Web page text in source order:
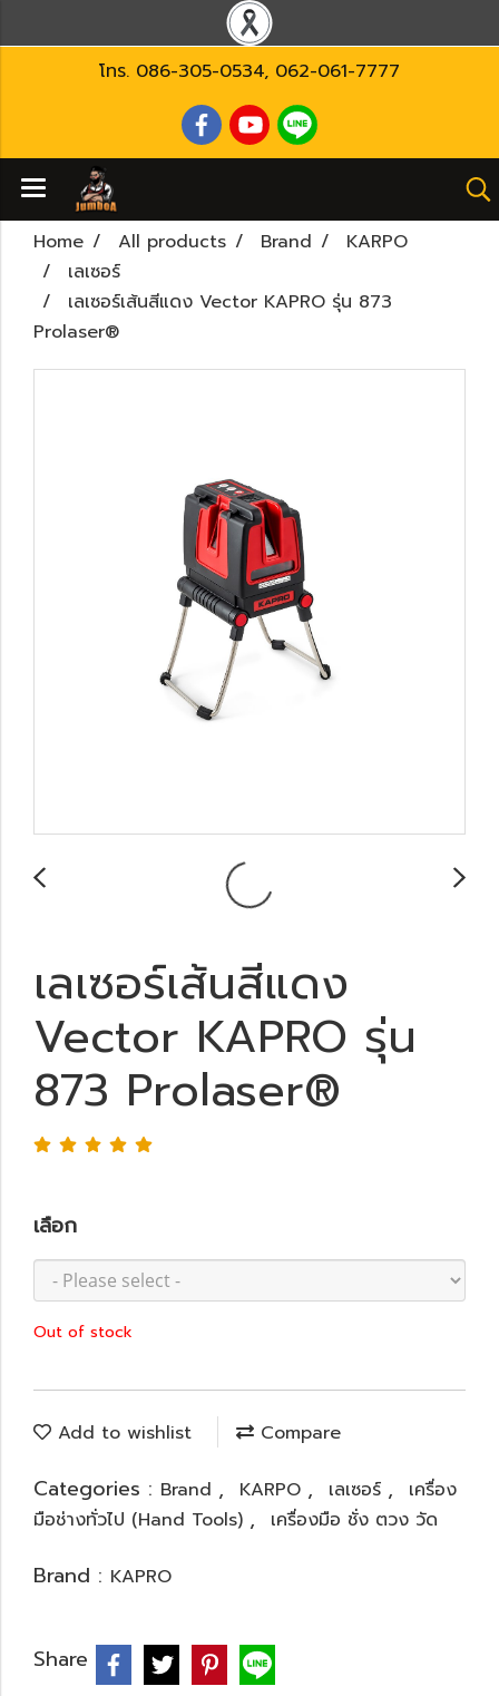
โทร. 086-305-0534, 062-061-7777
Home All products Brand
KARPO
เลเซอร์
เลเซอร์เส้นสีแดง Vector KAPRO รุ่น 873
Prolaser®
เลเซอร์เส้นสีแดง
Vector KAPRO รุ่น
873 Prolaser®
เลือก
Out of stock
Add to wishlist Compare
Categories : Brand , KARPO , เลเซอร์ ,
เครื่อง
มือช่างทั่วไป (Hand Tools) , เครื่องมือ ชั่ง ตวง วัด
Brand : KAPRO
Share